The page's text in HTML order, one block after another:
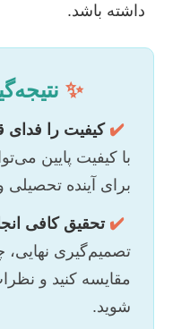
داشته باشد.
✨
✔️ کیفیت را فدای
با کیفیت پایین
برای آینده
✔️ تحقیق کافی
تصمیم‌گیری نهایی،
مقایسه کنید و
شوید.